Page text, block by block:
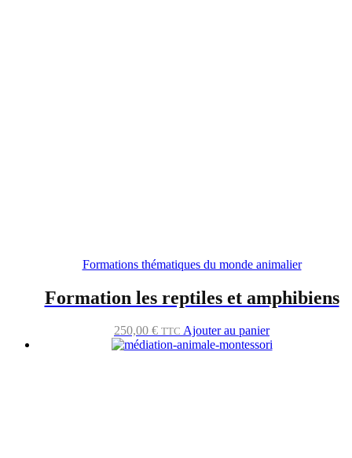
Formations thématiques du monde animalier
Formation les reptiles et amphibiens
250,00 € TTC Ajouter au panier